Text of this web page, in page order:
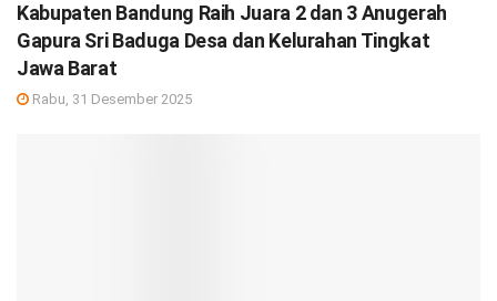
Kabupaten Bandung Raih Juara 2 dan 3 Anugerah
Gapura Sri Baduga Desa dan Kelurahan Tingkat
Jawa Barat
Rabu, 31 Desember 2025